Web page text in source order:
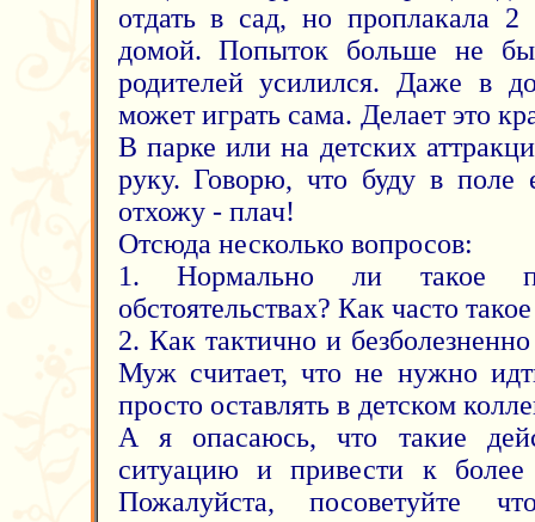
отдать в сад, но проплакала
домой. Попыток больше не
родителей усилился. Даже в
может играть сама. Делает это
В парке или на детских
руку. Говорю, что буду в поле
отхожу - плач!
Отсюда несколько вопросов:
1. Нормально ли такое
обстоятельствах? Как часто
2. Как тактично и
Муж считает, что не нужно
просто оставлять в детском
А я опасаюсь, что такие
ситуацию и привести к более
Пожалуйста, посоветуйте